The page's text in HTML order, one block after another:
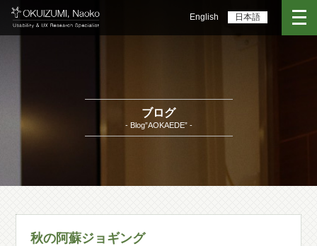
English 日本語
ブログ
- Blog”AOKAEDE” -
秋の阿蘇ジョギング